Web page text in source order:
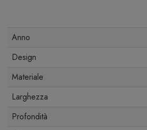
Anno
Design
Materiale
Larghezza
Profondità